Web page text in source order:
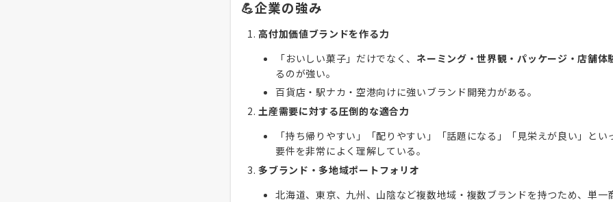
💪企業の強み
高付加価値ブランドを作る力
「おいしい菓子」だけでなく、 ネーミング・世界観・パッケージ・店舗体
るのが強い。
百貨店・駅ナカ・空港向けに強いブランド開発力がある。
土産需要に対する圧倒的な適合力
「持ち帰りやすい」「配りやすい」「話題になる」「見栄えが良い」とい
要件を非常によく理解している。
多ブランド・多地域ポートフォリオ
北海道、東京、九州、山陰など複数地域・複数ブランドを持つため、単一